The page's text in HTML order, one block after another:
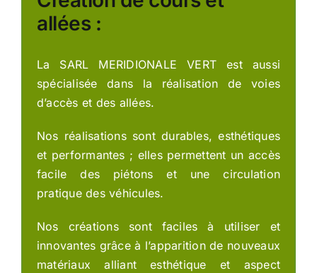
allées :
La SARL MERIDIONALE VERT est aussi
spécialisée dans la réalisation de voies
d’accès et des allées.
Nos réalisations sont durables, esthétiques
et performantes ; elles permettent un accès
facile des piétons et une circulation
pratique des véhicules.
Nos créations sont faciles à utiliser et
innovantes grâce à l’apparition de nouveaux
matériaux alliant esthétique et aspect